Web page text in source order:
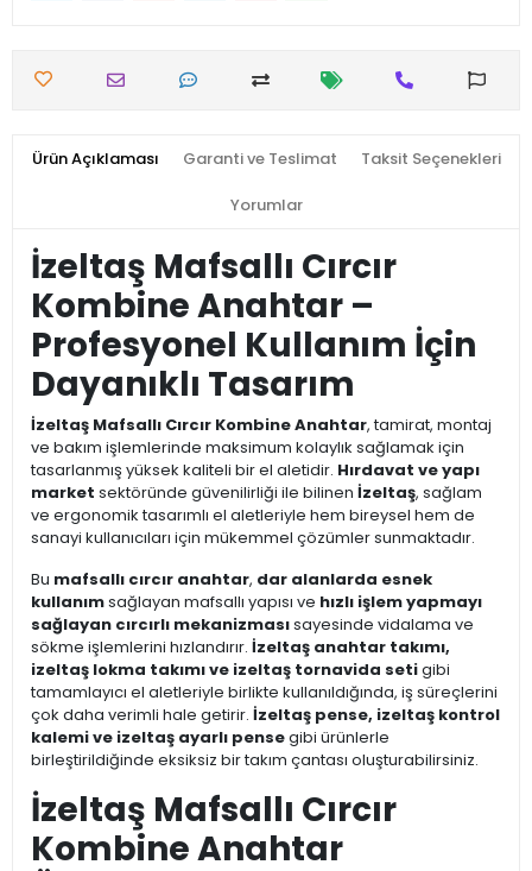
Ürün Açıklaması Garanti ve Teslimat Taksit Seçenekleri
Yorumlar
İzeltaş Mafsallı Cırcır
Kombine Anahtar –
Profesyonel Kullanım İçin
Dayanıklı Tasarım
İzeltaş Mafsallı Cırcır Kombine Anahtar, tamirat, montaj
ve bakım işlemlerinde maksimum kolaylık sağlamak için
tasarlanmış yüksek kaliteli bir el aletidir. Hırdavat ve yapı
market sektöründe güvenilirliği ile bilinen İzeltaş, sağlam
ve ergonomik tasarımlı el aletleriyle hem bireysel hem de
sanayi kullanıcıları için mükemmel çözümler sunmaktadır.
Bu mafsallı cırcır anahtar, dar alanlarda esnek
kullanımsağlayan mafsallı yapısı ve hızlı işlem yapmayı
sağlayan cırcırlı mekanizmasısayesinde vidalama ve
sökme işlemlerini hızlandırır. İzeltaş anahtar takımı,
izeltaş lokma takımı ve izeltaş tornavida setigibi
tamamlayıcı el aletleriyle birlikte kullanıldığında, iş süreçlerini
çok daha verimli hale getirir. İzeltaş pense, izeltaş kontrol
kalemi ve izeltaş ayarlı pensegibi ürünlerle
birleştirildiğinde eksiksiz bir takım çantası oluşturabilirsiniz.
İzeltaş Mafsallı Cırcır
Kombine Anahtar